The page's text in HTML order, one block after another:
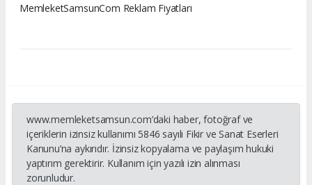
MemleketSamsunCom Reklam Fiyatları
www.memleketsamsun.com’daki haber, fotoğraf ve
içeriklerin izinsiz kullanımı 5846 sayılı Fikir ve Sanat Eserleri
Kanunu’na aykırıdır. İzinsiz kopyalama ve paylaşım hukuki
yaptırım gerektirir. Kullanım için yazılı izin alınması
zorunludur.